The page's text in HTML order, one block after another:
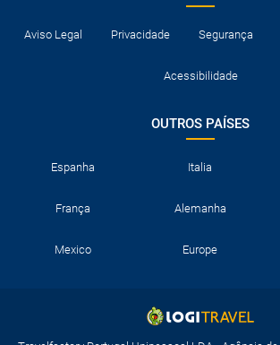
Aviso Legal Privacidade Segurança
Acessibilidade
OUTROS PAÍSES
Espanha Italia
França Alemanha
Mexico Europe